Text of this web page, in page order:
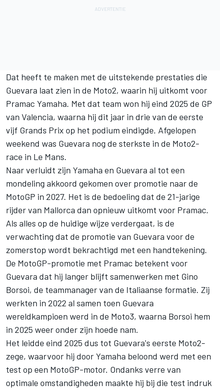
Dat heeft te maken met de uitstekende prestaties die
Guevara laat zien in de Moto2, waarin hij uitkomt voor
Pramac Yamaha. Met dat team won hij eind 2025 de GP
van Valencia, waarna hij dit jaar in drie van de eerste
vijf Grands Prix op het podium eindigde. Afgelopen
weekend was Guevara nog de sterkste in de Moto2-
race in Le Mans.
Naar verluidt zijn Yamaha en Guevara al tot een
mondeling akkoord gekomen over promotie naar de
MotoGP in 2027. Het is de bedoeling dat de 21-jarige
rijder van Mallorca dan opnieuw uitkomt voor Pramac.
Als alles op de huidige wijze verdergaat, is de
verwachting dat de promotie van Guevara voor de
zomerstop wordt bekrachtigd met een handtekening.
De MotoGP-promotie met Pramac betekent voor
Guevara dat hij langer blijft samenwerken met Gino
Borsoi, de teammanager van de Italiaanse formatie. Zij
werkten in 2022 al samen toen Guevara
wereldkampioen werd in de Moto3, waarna Borsoi hem
in 2025 weer onder zijn hoede nam.
Het leidde eind 2025 dus tot Guevara's eerste Moto2-
zege, waarvoor hij door Yamaha beloond werd met een
test op een MotoGP-motor. Ondanks verre van
optimale omstandigheden maakte hij bij die test indruk